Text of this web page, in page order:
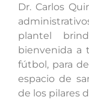
Dr. Carlos
plantel
bienvenida a
fútbol, para
espacio de
de los pilares